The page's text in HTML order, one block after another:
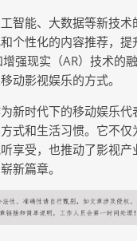
智能、大数据等新技术
个性化的内容推荐，提
强现实（AR）技术的
动影视娱乐的方式。
新时代下的移动娱乐代
式和生活习惯。它不仅
享受，也推动了影视产
新篇章。